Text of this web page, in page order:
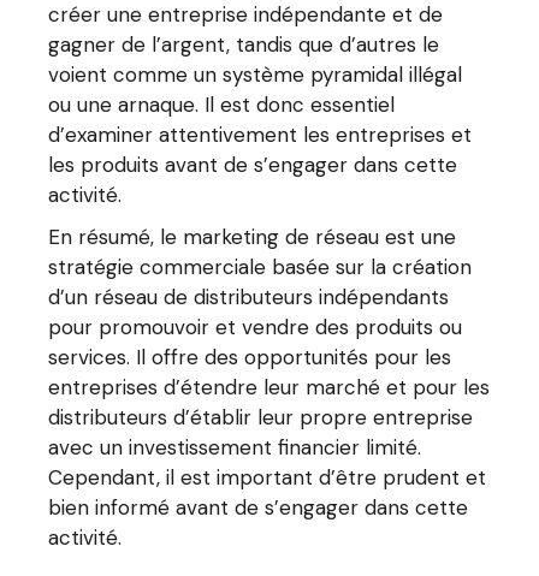
créer une entreprise indépendante et de
gagner de l’argent, tandis que d’autres le
voient comme un système pyramidal illégal
ou une arnaque. Il est donc essentiel
d’examiner attentivement les entreprises et
les produits avant de s’engager dans cette
activité.
En résumé, le marketing de réseau est une
stratégie commerciale basée sur la création
d’un réseau de distributeurs indépendants
pour promouvoir et vendre des produits ou
services. Il offre des opportunités pour les
entreprises d’étendre leur marché et pour les
distributeurs d’établir leur propre entreprise
avec un investissement financier limité.
Cependant, il est important d’être prudent et
bien informé avant de s’engager dans cette
activité.